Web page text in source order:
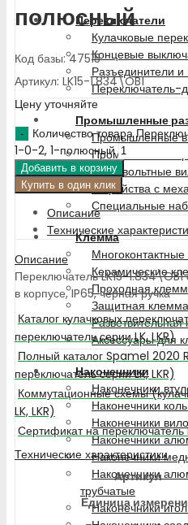
Переключатели
Кулачковые
Концевые
Разъединители
Переключатель-
Промышленные
Промышленные
Промышленные
Низковольтные
Устройства с
Специальные
Клемма
Керамические
Проходная
Защитная клемма
Аксессуары для
Наконечники
Наконечники
Наконечники
Наконечники
Наконечники
Наконечники
Наконечники
трубчатые
Наконечники
полюсный
Код базы: 47515
Артикул: LK15-1.834\OB1
Цену уточняйте
Количество товара
1-0-2, 1-полюсный
Добавить в корзину
Купить в один клик
Описание
Технические
Описание
Переключатель LK15-
в корпусе, IP65, чёрная ручка
Каталог кулачковых
переключатель серии LK, LKR)
Полный каталог Spamel 2020
переключатель серии LK, LKR)
Коммутационные схемы
LK, LKR)
Сертификат на переключатель
Технические характеристики
Артикул
Единица